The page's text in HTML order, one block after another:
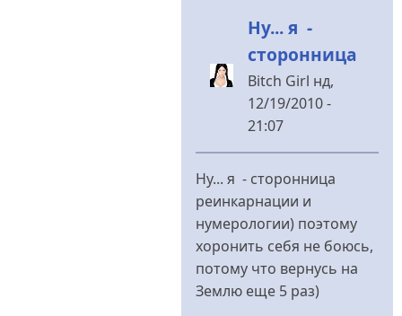
Ну... я -
сторонница
Bitch Girl нд,
12/19/2010 -
21:07
У
Это
точно
никто.Хоронить
від
Ну... я - сторонница
реинкарнации и
нумерологии) поэтому
хоронить себя не боюсь,
потому что вернусь на
Землю еще 5 раз)